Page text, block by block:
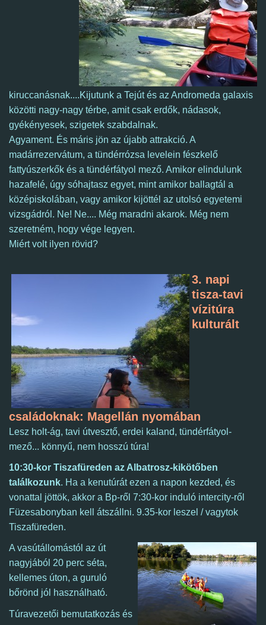
kiruccanásnak....Kijutunk a Tejút és az Andromeda galaxis
közötti nagy-nagy térbe, amit csak erdők, nádasok,
gyékényesek, szigetek szabdalnak.
Agyament. És máris jön az újabb attrakció. A
madárrezervátum, a tündérrózsa levelein fészkelő
fattyúszerkők és a tündérfátyol mező. Amikor elindulunk
hazafelé, úgy sóhajtasz egyet, mint amikor ballagtál a
középiskolában, vagy amikor kijöttél az utolsó egyetemi
vizsgádról. Ne! Ne.... Még maradni akarok. Még nem
szeretném, hogy vége legyen.
Miért volt ilyen rövid?
3. napi
tisza-tavi
vízitúra
kulturált
családoknak: Magellán nyomában
Lesz holt-ág, tavi útvesztő, erdei kaland, tündérfátyol-
mező... könnyű, nem hosszú túra!
10:30-kor Tiszafüreden az Albatrosz-kikötőben
találkozunk. Ha a kenutúrát ezen a napon kezded, és
vonattal jöttök, akkor a Bp-ről 7:30-kor induló intercity-ről
Füzesabonyban kell átszállni. 9.35-kor leszel / vagytok
Tiszafüreden.
A vasútállomástól az út
nagyjából 20 perc séta,
kellemes úton, a guruló
bőrönd jól használható.
Túravezetői bemutatkozás és